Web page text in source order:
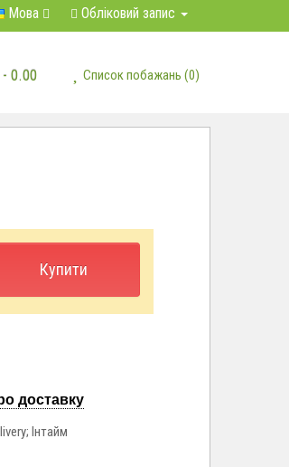
Мова Обліковий запис
- 0.00 Список побажань (0)
Купити
доставку
Інтайм